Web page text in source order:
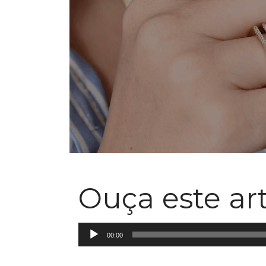
Ouça este
Tocador
de
00:00